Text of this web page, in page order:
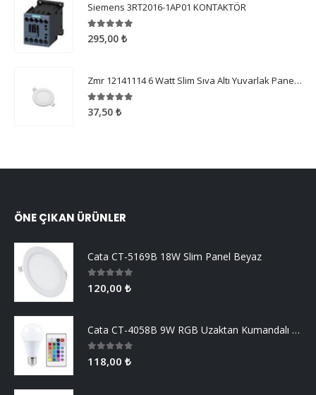
Siemens 3RT2016-1AP01 KONTAKTÖR
5.005 üzerinden
295,00 ₺
Zmr 12141114 6 Watt Slim Sıva Altı Yuvarlak Panel Armatür 6500 Kelvin
5.005 üzerinden
37,50 ₺
ÖNE ÇIKAN ÜRÜNLER
Cata CT-5169B 18W Slim Panel Beyaz
0 5 üzerinden
120,00 ₺
Cata CT-4058B 9W RGB Uzaktan Kumandalı Led Ampul Beyaz Işık
0 5 üzerinden
118,00 ₺